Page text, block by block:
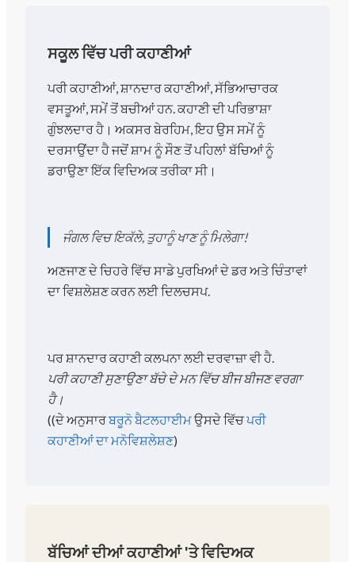
ਸਕੂਲ ਵਿੱਚ ਪਰੀ ਕਹਾਣੀਆਂ
ਪਰੀ ਕਹਾਣੀਆਂ, ਸ਼ਾਨਦਾਰ ਕਹਾਣੀਆਂ, ਸੱਭਿਆਚਾਰਕ
ਵਸਤੂਆਂ, ਸਮੇਂ ਤੋਂ ਬਚੀਆਂ ਹਨ. ਕਹਾਣੀ ਦੀ ਪਰਿਭਾਸ਼ਾ
ਗੁੰਝਲਦਾਰ ਹੈ। ਅਕਸਰ ਬੇਰਹਿਮ, ਇਹ ਉਸ ਸਮੇਂ ਨੂੰ
ਦਰਸਾਉਂਦਾ ਹੈ ਜਦੋਂ ਸ਼ਾਮ ਨੂੰ ਸੌਣ ਤੋਂ ਪਹਿਲਾਂ ਬੱਚਿਆਂ ਨੂੰ
ਡਰਾਉਣਾ ਇੱਕ ਵਿਦਿਅਕ ਤਰੀਕਾ ਸੀ।
ਜੰਗਲ ਵਿਚ ਇਕੱਲੇ, ਤੁਹਾਨੂੰ ਖਾਣ ਨੂੰ ਮਿਲੇਗਾ!
ਅਣਜਾਣ ਦੇ ਚਿਹਰੇ ਵਿੱਚ ਸਾਡੇ ਪੁਰਖਿਆਂ ਦੇ ਡਰ ਅਤੇ ਚਿੰਤਾਵਾਂ
ਦਾ ਵਿਸ਼ਲੇਸ਼ਣ ਕਰਨ ਲਈ ਦਿਲਚਸਪ.
ਪਰ ਸ਼ਾਨਦਾਰ ਕਹਾਣੀ ਕਲਪਨਾ ਲਈ ਦਰਵਾਜ਼ਾ ਵੀ ਹੈ.
ਪਰੀ ਕਹਾਣੀ ਸੁਣਾਉਣਾ ਬੱਚੇ ਦੇ ਮਨ ਵਿੱਚ ਬੀਜ ਬੀਜਣ ਵਰਗਾ
ਹੈ।
((ਦੇ ਅਨੁਸਾਰਬਰੂਨੋ ਬੈਟਲਹਾਈਮਉਸਦੇ ਵਿੱਚਪਰੀ
ਕਹਾਣੀਆਂ ਦਾ ਮਨੋਵਿਸ਼ਲੇਸ਼ਣ)
ਬੱਚਿਆਂ ਦੀਆਂ ਕਹਾਣੀਆਂ 'ਤੇ ਵਿਦਿਅਕ